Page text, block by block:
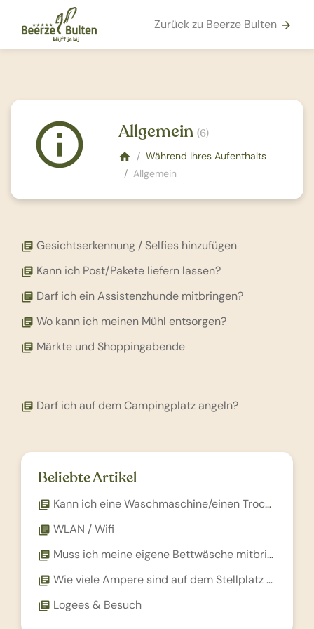
Zurück zu Beerze Bulten arrow_forward
info_outline Allgemein(6)
home
Während Ihres Aufenthalts
Allgemein
library_books Gesichtserkennung / Selfies hinzufügen
library_books Kann ich Post/Pakete liefern lassen?
library_books Darf ich ein Assistenzhunde mitbringen?
library_books Wo kann ich meinen Mühl entsorgen?
library_books Märkte und Shoppingabende
library_books Darf ich auf dem Campingplatz angeln?
Beliebte Artikel
library_books Kann ich eine Waschmaschine/einen Trockner benutzen?
library_books WLAN / Wifi
library_books Muss ich meine eigene Bettwäsche mitbringen?
library_books Wie viele Ampere sind auf dem Stellplatz verfügbar?
library_books Logees & Besuch